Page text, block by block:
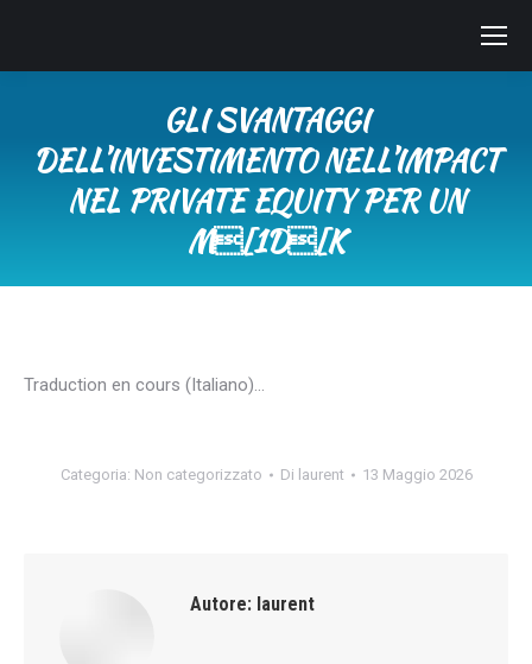
GLI SVANTAGGI
DELL’INVESTIMENTO NELL’IMPACT
NEL PRIVATE EQUITY PER UN
M[1D[K
Traduction en cours (Italiano)…
Categoria: Non categorizzato Di laurent 13 Maggio 2026
Autore: laurent